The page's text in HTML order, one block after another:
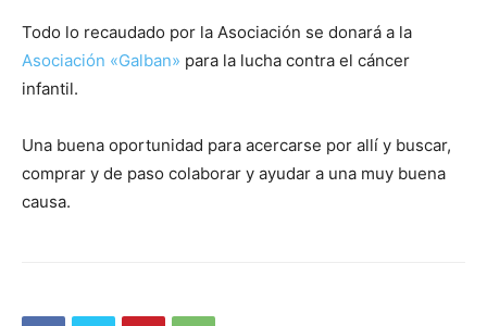
Todo lo recaudado por la Asociación se donará a la
Asociación «Galban» para la lucha contra el cáncer
infantil.
Una buena oportunidad para acercarse por allí y buscar,
comprar y de paso colaborar y ayudar a una muy buena
causa.